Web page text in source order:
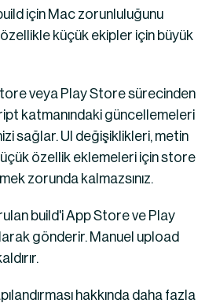
için Mac zorunluluğunu
küçük ekipler için büyük
veya Play Store sürecinden
katmanındaki güncellemeleri
sağlar. UI değişiklikleri, metin
özellik eklemeleri için store
zorunda kalmazsınız.
build'i App Store ve Play
gönderir. Manuel upload
hakkında daha fazla